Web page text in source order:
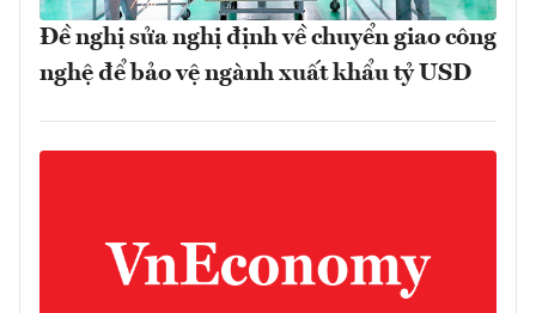
Đề nghị sửa nghị định về chuyển giao công
nghệ để bảo vệ ngành xuất khẩu tỷ USD